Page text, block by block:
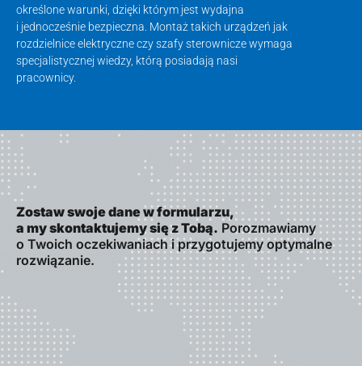
określone warunki, dzięki którym jest wydajna
i jednocześnie bezpieczna. Montaż takich urządzeń jak
rozdzielnice elektryczne czy szafy sterownicze wymaga
specjalistycznej wiedzy, którą posiadają nasi
pracownicy.
Zostaw swoje dane w formularzu,
a my skontaktujemy się z Tobą. Porozmawiamy
o Twoich oczekiwaniach i przygotujemy optymalne
rozwiązanie.